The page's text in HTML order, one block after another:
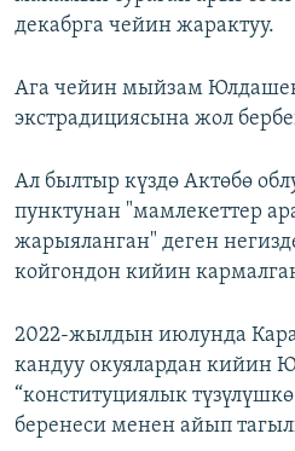
декабрга чейин жарактуу.
Ага чейин мыйзам
экстрадициясына жол
Ал былтыр күздө Актөбө
пунктунан "мамлекеттер
жарыяланган" деген
койгондон кийин
2022-жылдын июлунда
кандуу окуялардан кийин
“конституциялык
беренеси менен айып